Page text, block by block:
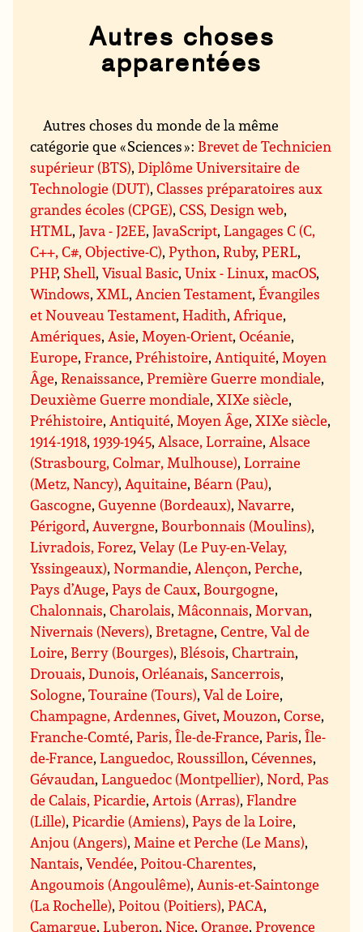
Autres choses
apparentées
Autres choses du monde de la même
catégorie que « Sciences » : Brevet de Technicien
supérieur (BTS),Diplôme Universitaire de
Technologie (DUT),Classes préparatoires aux
grandes écoles (CPGE),CSS, Design web,
HTML,Java - J2EE,JavaScript,Langages C (C,
C++, C#, Objective-C),Python,Ruby,PERL,
PHP, Shell,Visual Basic,Unix - Linux,macOS,
Windows,XML, Ancien Testament,Évangiles
et Nouveau Testament,Hadith, Afrique,
Amériques, Asie, Moyen-Orient,Océanie,
Europe,France,Préhistoire, Antiquité, Moyen
Âge,Renaissance,Première Guerre mondiale,
Deuxième Guerre mondiale,XIXe siècle,
Préhistoire, Antiquité, Moyen Âge,XIXe siècle,
1914-1918,1939-1945, Alsace, Lorraine, Alsace
(Strasbourg, Colmar, Mulhouse),Lorraine
(Metz, Nancy), Aquitaine, Béarn (Pau),
Gascogne,Guyenne (Bordeaux),Navarre,
Périgord, Auvergne, Bourbonnais (Moulins),
Livradois, Forez,Velay (Le Puy-en-Velay,
Yssingeaux),Normandie, Alençon,Perche,
Pays d’Auge,Pays de Caux, Bourgogne,
Chalonnais,Charolais, Mâconnais, Morvan,
Nivernais (Nevers), Bretagne,Centre, Val de
Loire, Berry (Bourges), Blésois,Chartrain,
Drouais,Dunois,Orléanais, Sancerrois,
Sologne,Touraine (Tours),Val de Loire,
Champagne, Ardennes,Givet, Mouzon,Corse,
Franche-Comté,Paris, Île-de-France,Paris,Île-
de-France,Languedoc, Roussillon,Cévennes,
Gévaudan,Languedoc (Montpellier),Nord, Pas
de Calais, Picardie, Artois (Arras),Flandre
(Lille),Picardie (Amiens),Pays de la Loire,
Anjou (Angers), Maine et Perche (Le Mans),
Nantais,Vendée,Poitou-Charentes,
Angoumois (Angoulême), Aunis-et-Saintonge
(La Rochelle),Poitou (Poitiers),PACA,
Camargue,Luberon,Nice,Orange,Provence